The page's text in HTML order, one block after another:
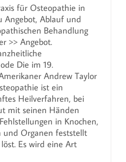
für Osteopathie in
Angebot, Ablauf und
Behandlung
>> Angebot.
Die im 19.
Andrew Taylor
ist ein
Heilverfahren, bei
mit seinen Händen
in Knochen,
und Organen feststellt
Es wird eine Art